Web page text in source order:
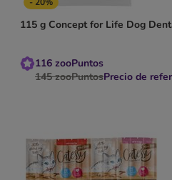
115 g Concept for Life Dog
116 zooPuntos
145 zooPuntosPrecio de